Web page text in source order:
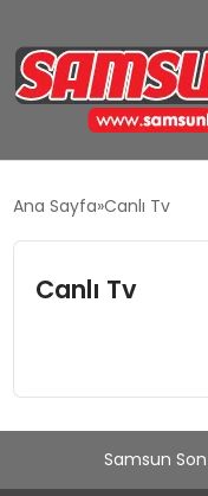
Ana Sayfa Canlı Tv
Canlı Tv
Samsun